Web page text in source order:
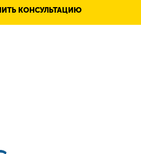
КОНСУЛЬТАЦИЮ